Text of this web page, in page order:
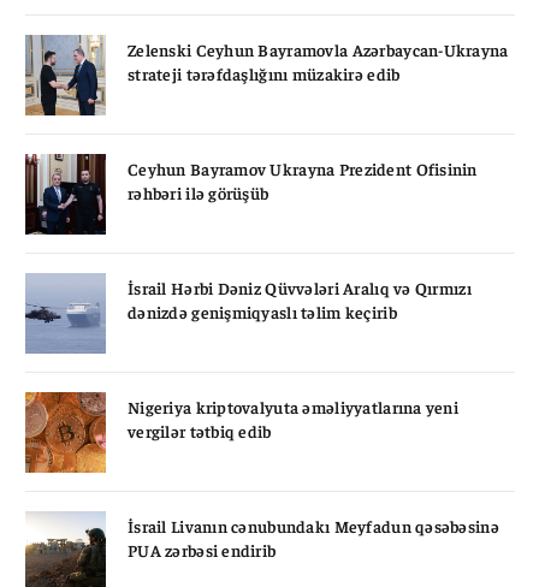
Zelenski Ceyhun Bayramovla Azərbaycan-Ukrayna
strateji tərəfdaşlığını müzakirə edib
Ceyhun Bayramov Ukrayna Prezident Ofisinin
rəhbəri ilə görüşüb
İsrail Hərbi Dəniz Qüvvələri Aralıq və Qırmızı
dənizdə genişmiqyaslı təlim keçirib
Nigeriya kriptovalyuta əməliyyatlarına yeni
vergilər tətbiq edib
İsrail Livanın cənubundakı Meyfadun qəsəbəsinə
PUA zərbəsi endirib